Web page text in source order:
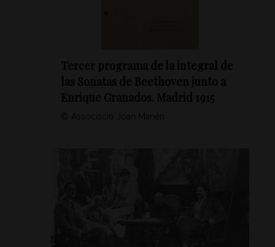
Tercer programa de la integral de
las Sonatas de Beethoven junto a
Enrique Granados. Madrid 1915
© Associació Joan Manén